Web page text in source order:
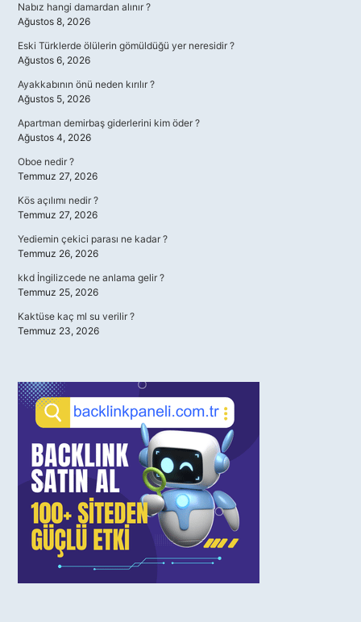
Nabız hangi damardan alınır ?
Ağustos 8, 2026
Eski Türklerde ölülerin gömüldüğü yer neresidir ?
Ağustos 6, 2026
Ayakkabının önü neden kırılır ?
Ağustos 5, 2026
Apartman demirbaş giderlerini kim öder ?
Ağustos 4, 2026
Oboe nedir ?
Temmuz 27, 2026
Kös açılımı nedir ?
Temmuz 27, 2026
Yediemin çekici parası ne kadar ?
Temmuz 26, 2026
kkd İngilizcede ne anlama gelir ?
Temmuz 25, 2026
Kaktüse kaç ml su verilir ?
Temmuz 23, 2026